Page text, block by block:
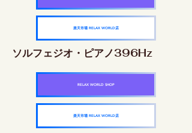
楽天市場 RELAX WORLD店
ソルフェジオ・ピアノ396Hz
RELAX WORLD SHOP
楽天市場 RELAX WORLD店